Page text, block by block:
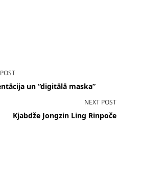
un “digitālā maska”
NEXT POST
Kjabdže Jongzin Ling Rinpoče